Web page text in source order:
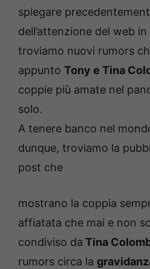
spiegare
dell’attenzione del web
troviamo nuovi rumors
appunto Tony e Tina
coppie più amate nel
solo.
A tenere banco nel
dunque, troviamo la
post che
mostrano la coppia
affiatata che mai e non
condiviso da Tina
rumors circa la